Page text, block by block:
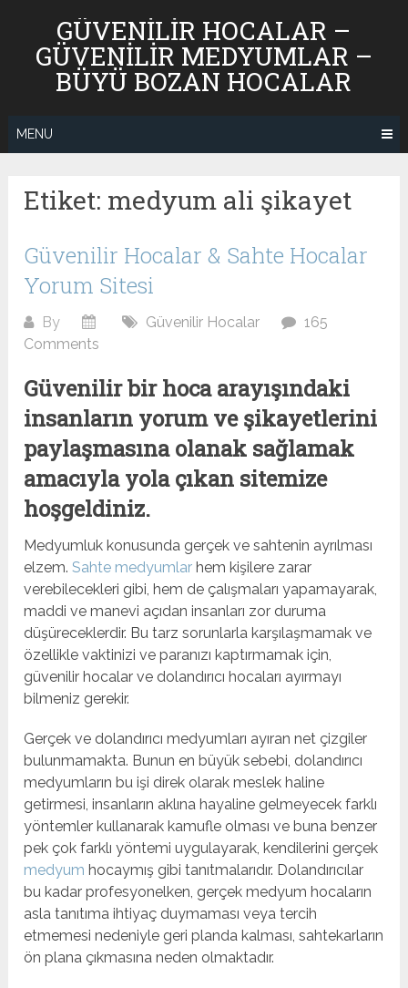
content
GÜVENILIR HOCALAR –
GÜVENILIR MEDYUMLAR –
BÜYÜ BOZAN HOCALAR
MENU
Etiket: medyum ali şikayet
Güvenilir Hocalar & Sahte Hocalar
Yorum Sitesi
By Güvenilir Hocalar
165
Comments
Güvenilir bir hoca arayışındaki
insanların yorum ve şikayetlerini
paylaşmasına olanak sağlamak
amacıyla yola çıkan sitemize
hoşgeldiniz.
Medyumluk konusunda gerçek ve sahtenin ayrılması
elzem.Sahte medyumlar hem kişilere zarar
verebilecekleri gibi, hem de çalışmaları yapamayarak,
maddi ve manevi açıdan insanları zor duruma
düşüreceklerdir. Bu tarz sorunlarla karşılaşmamak ve
özellikle vaktinizi ve paranızı kaptırmamak için,
güvenilir hocalar ve dolandırıcı hocaları ayırmayı
bilmeniz gerekir.
Gerçek ve dolandırıcı medyumları ayıran net çizgiler
bulunmamakta. Bunun en büyük sebebi, dolandırıcı
medyumların bu işi direk olarak meslek haline
getirmesi, insanların aklına hayaline gelmeyecek farklı
yöntemler kullanarak kamufle olması ve buna benzer
pek çok farklı yöntemi uygulayarak, kendilerini gerçek
medyum hocaymış gibi tanıtmalarıdır. Dolandırıcılar
bu kadar profesyonelken, gerçek medyum hocaların
asla tanıtıma ihtiyaç duymaması veya tercih
etmemesi nedeniyle geri planda kalması, sahtekarların
ön plana çıkmasına neden olmaktadır.